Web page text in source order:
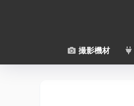
撮影機材